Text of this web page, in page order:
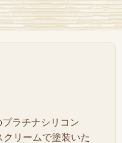
ラチナシリコン
クリームで塗装いた